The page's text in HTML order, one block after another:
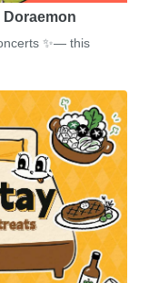
Doraemon
✨— this